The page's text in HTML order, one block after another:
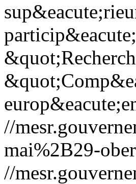
//
mai%2B29-
//